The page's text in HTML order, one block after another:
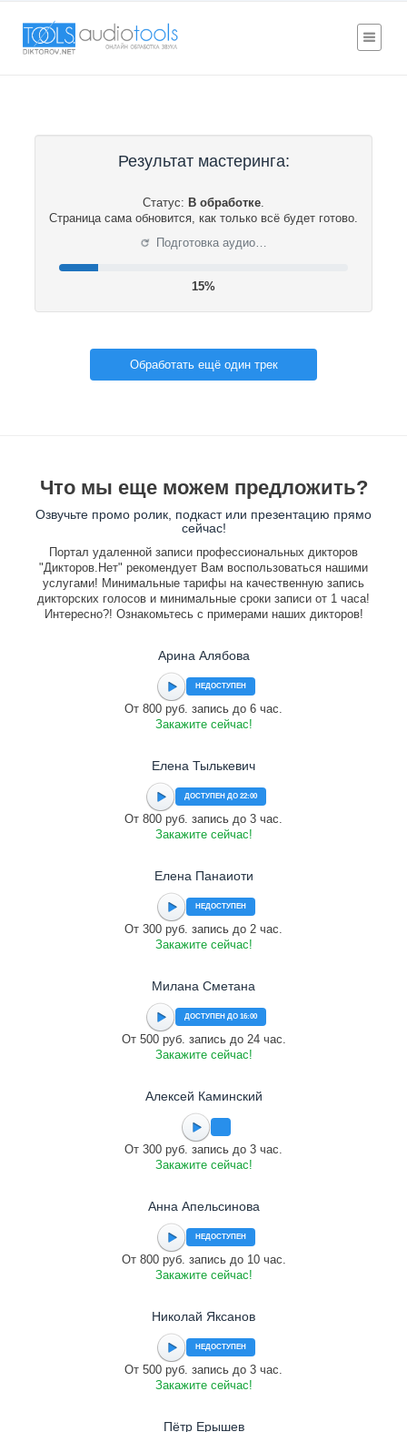
Результат мастеринга:
Статус: В обработке.
Страница сама обновится, как только всё будет готово.
⟳ Подготовка аудио…
16%
Обработать ещё один трек
Что мы еще можем предложить?
Озвучьте промо ролик, подкаст или презентацию прямо
сейчас!
Портал удаленной записи профессиональных дикторов
"Дикторов.Нет" рекомендует Вам воспользоваться нашими
услугами! Минимальные тарифы на качественную запись
дикторских голосов и минимальные сроки записи от 1 часа!
Интересно?! Ознакомьтесь с примерами наших дикторов!
Арина Алябова
НЕДОСТУПЕН
От 800 руб. запись до 6 час.
Закажите сейчас!
Елена Тылькевич
ДОСТУПЕН ДО 22:00
От 800 руб. запись до 3 час.
Закажите сейчас!
Елена Панаиоти
НЕДОСТУПЕН
От 300 руб. запись до 2 час.
Закажите сейчас!
Милана Сметана
ДОСТУПЕН ДО 16:00
От 500 руб. запись до 24 час.
Закажите сейчас!
Алексей Каминский
От 300 руб. запись до 3 час.
Закажите сейчас!
Анна Апельсинова
НЕДОСТУПЕН
От 800 руб. запись до 10 час.
Закажите сейчас!
Николай Яксанов
НЕДОСТУПЕН
От 500 руб. запись до 3 час.
Закажите сейчас!
Пётр Ерышев